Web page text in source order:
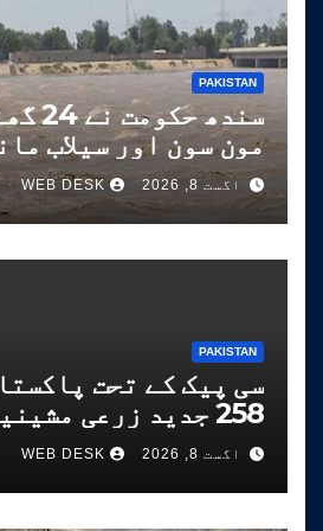
PAKISTAN
سندھ
مون سون اور سیلاب
نظام شروع کر دیا
اگست 8, 2026 WEB DESK
PAKISTAN
سی پیک کے تحت
258 جدید زرعی
موصول،مقصد زراعت
پر فروغ دینا ہے
اگست 8, 2026 WEB DESK